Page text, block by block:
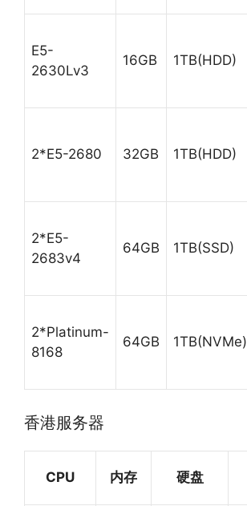
E5-
2630Lv3
16GB 1TB(HDD)
2*E5-2680 32GB 1TB(HDD)
2*E5-
2683v4
64GB 1TB(SSD)
2*Platinum-
8168
64GB 1TB(NVMe)
香港服务器
CPU 内存 硬盘